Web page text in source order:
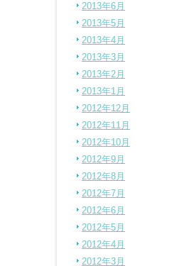
2013年6月
2013年5月
2013年4月
2013年3月
2013年2月
2013年1月
2012年12月
2012年11月
2012年10月
2012年9月
2012年8月
2012年7月
2012年6月
2012年5月
2012年4月
2012年3月